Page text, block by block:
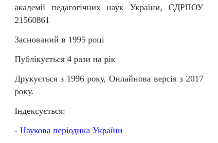
академії педагогічних наук України, ЄДРПОУ
21560861
Заснований в 1995 році
Публікується 4 рази на рік
Друкується з 1996 року, Онлайнова версія з 2017
року.
Індексується:
- Наукова періодика України